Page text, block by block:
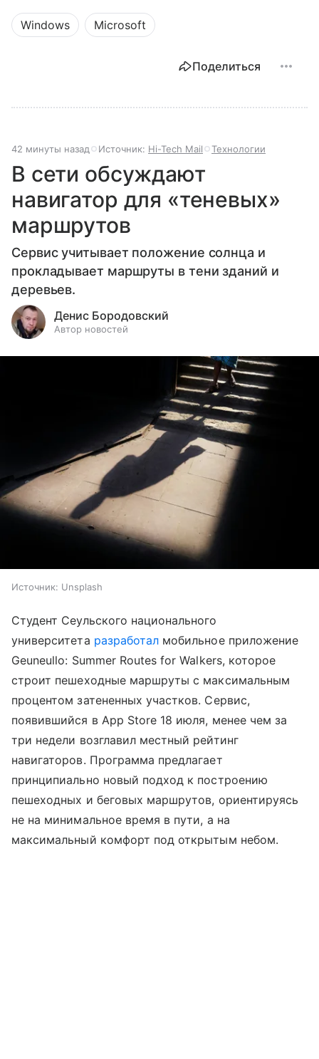
Windows Microsoft
Поделиться
42 минуты назад Источник: Hi-Tech Mail Технологии
В сети обсуждают
навигатор для «теневых»
маршрутов
Сервис учитывает положение солнца и
прокладывает маршруты в тени зданий и
деревьев.
Денис Бородовский
Автор новостей
Источник: Unsplash
Студент Сеульского национального
университета разработал мобильное приложение
Geuneullo: Summer Routes for Walkers, которое
строит пешеходные маршруты с максимальным
процентом затененных участков. Сервис,
появившийся в App Store 18 июля, менее чем за
три недели возглавил местный рейтинг
навигаторов. Программа предлагает
принципиально новый подход к построению
пешеходных и беговых маршрутов, ориентируясь
не на минимальное время в пути, а на
максимальный комфорт под открытым небом.